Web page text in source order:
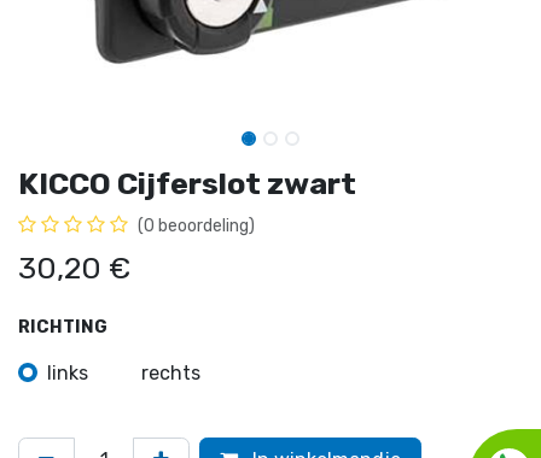
KICCO Cijferslot zwart
(0 beoordeling)
30,20 €
RICHTING
links rechts